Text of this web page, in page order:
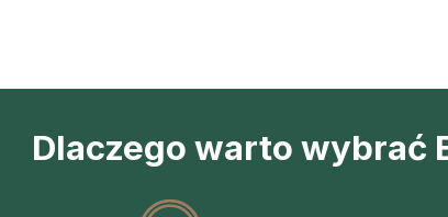
Dlaczego warto wybrać